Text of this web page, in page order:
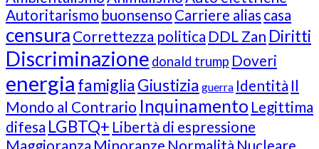
Autoritarismo buonsenso Carriere alias casa
censura Correttezza politica DDL Zan Diritti
Discriminazione donald trump Doveri
energia famigliaGiustizia guerra Identità Il
Mondo al Contrario Inquinamento Legittima
difesa LGBTQ+ Libertà di espressione
Maggioranza Minoranze Normalità Nucleare